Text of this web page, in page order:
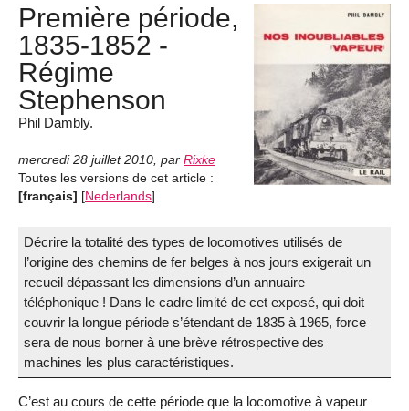
Première période,
1835-1852 -
Régime
Stephenson
Phil Dambly.
mercredi 28 juillet 2010, par Rixke
Toutes les versions de cet article :
[français] [Nederlands]
Décrire la totalité des types de locomotives utilisés de
l’origine des chemins de fer belges à nos jours exigerait un
recueil dépassant les dimensions d’un annuaire
téléphonique ! Dans le cadre limité de cet exposé, qui doit
couvrir la longue période s’étendant de 1835 à 1965, force
sera de nous borner à une brève rétrospective des
machines les plus caractéristiques.
C’est au cours de cette période que la locomotive à vapeur